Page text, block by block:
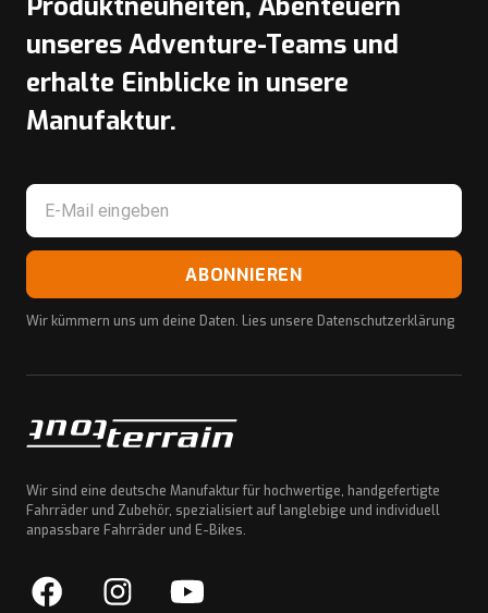
unseres Adventure-Teams und
erhalte Einblicke in unsere
Manufaktur.
ABONNIEREN
Wir kümmern uns um deine Daten. Lies unsere Datenschutzerklärung
Wir sind eine deutsche Manufaktur für hochwertige, handgefertigte
Fahrräder und Zubehör, spezialisiert auf langlebige und individuell
anpassbare Fahrräder und E-Bikes.